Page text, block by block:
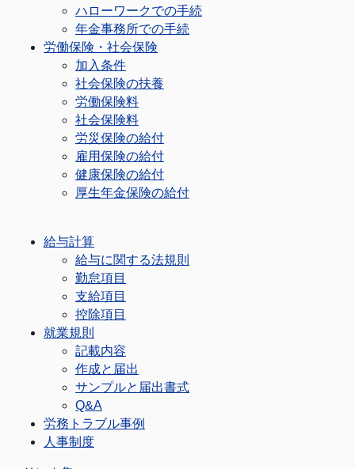
ハローワークでの手続
年金事務所での手続
労働保険・社会保険
加入条件
社会保険の扶養
労働保険料
社会保険料
労災保険の給付
雇用保険の給付
健康保険の給付
厚生年金保険の給付
給与計算
給与に関する法規則
勤怠項目
支給項目
控除項目
就業規則
記載内容
作成と届出
サンプルと届出書式
Q&A
労務トラブル事例
人事制度